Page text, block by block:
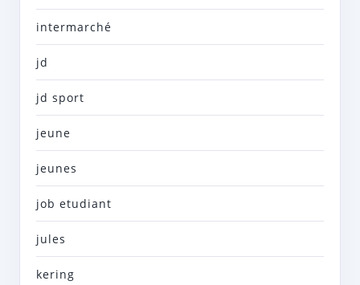
intermarché
jd
jd sport
jeune
jeunes
job etudiant
jules
kering